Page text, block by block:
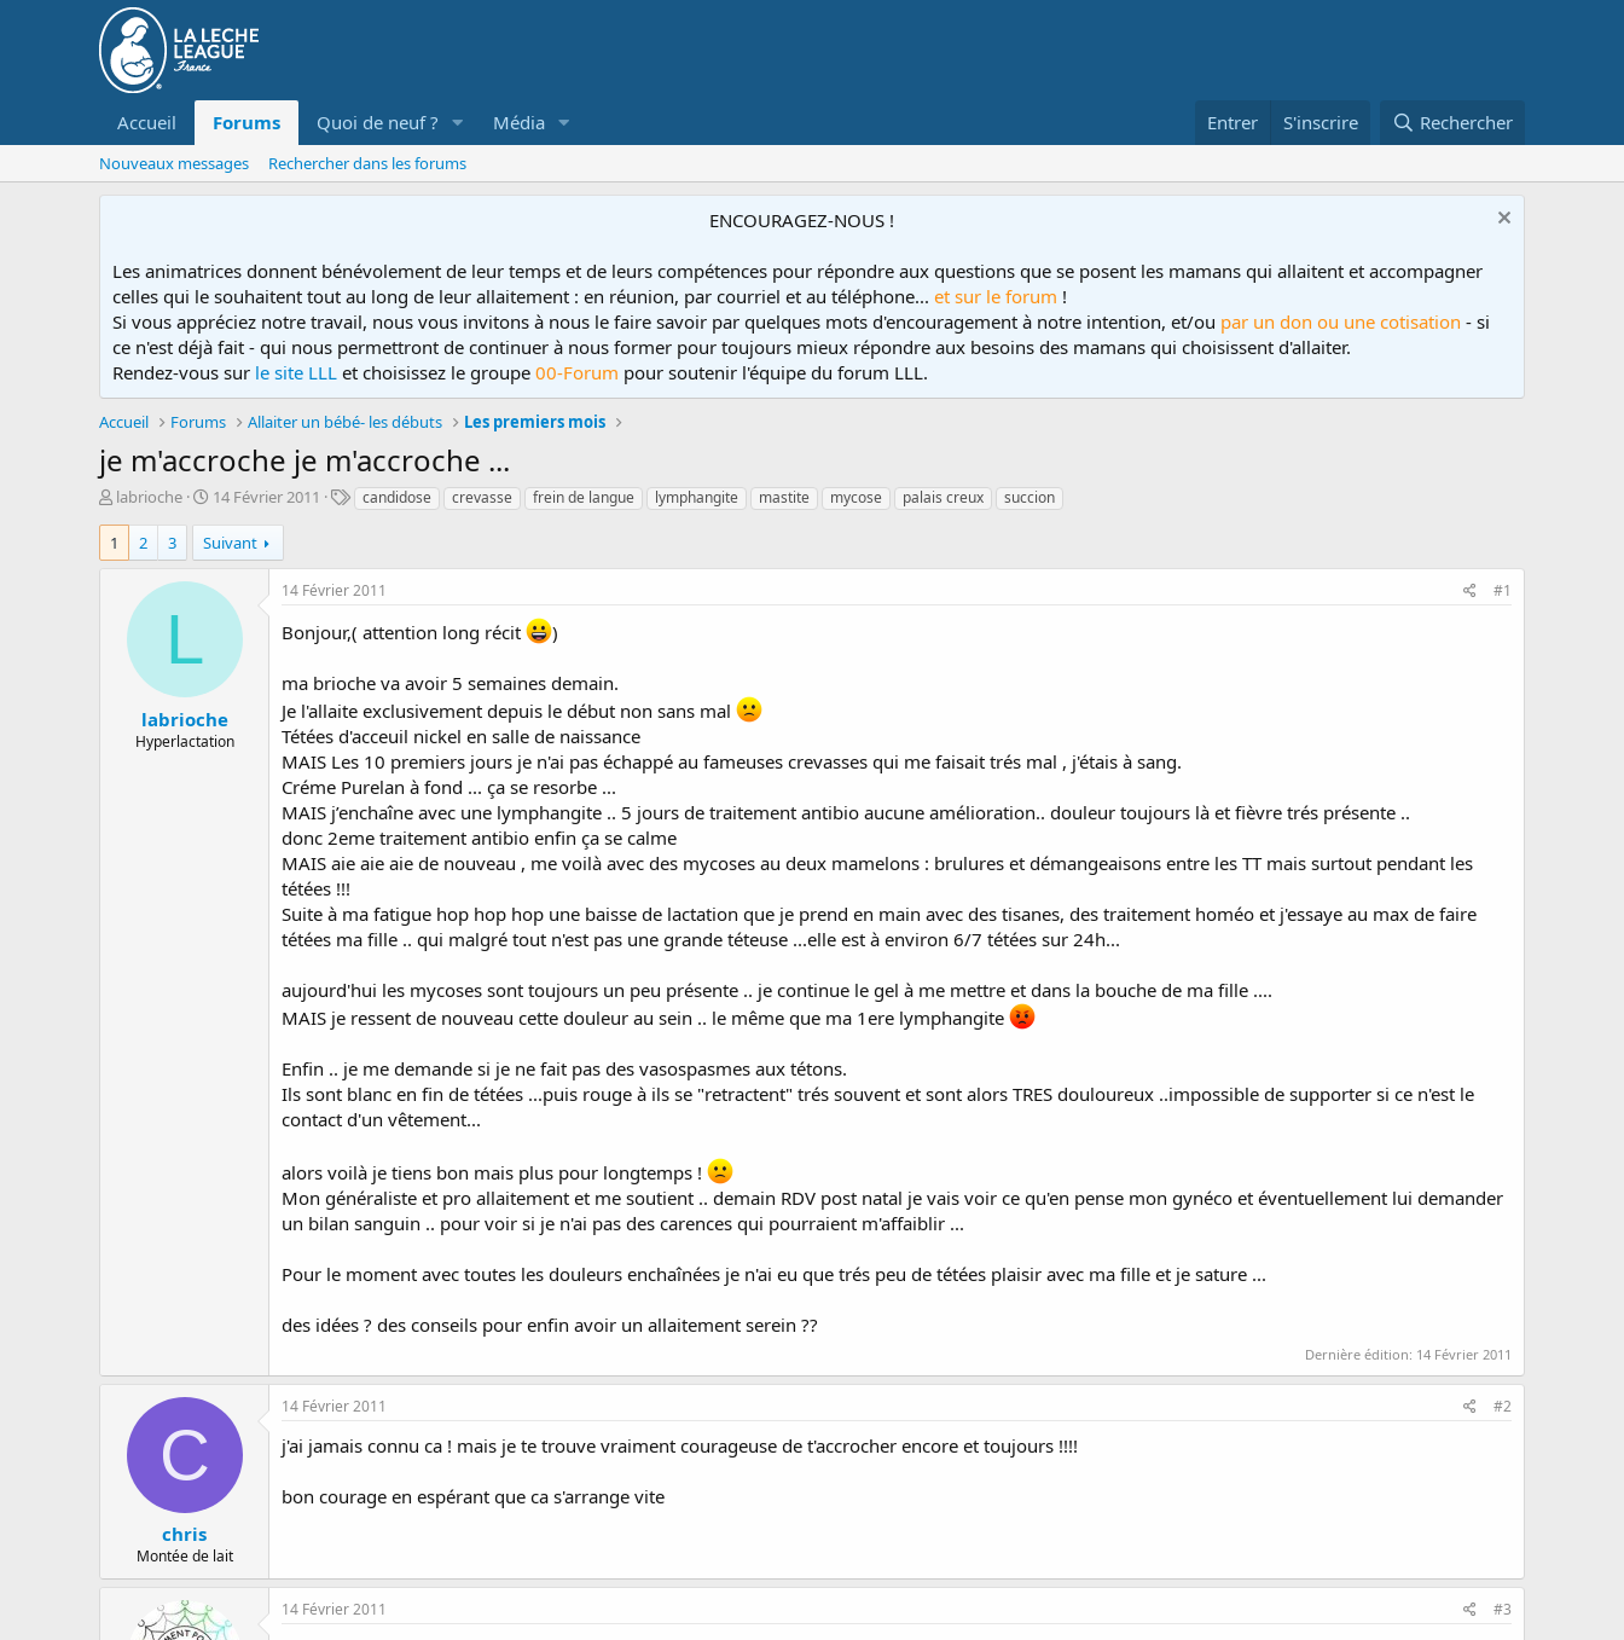
Accueil Forums Quoi de neuf ? Média Entrer S'inscrire Rechercher
Nouveaux messages Rechercher dans les forums
ENCOURAGEZ-NOUS !
Les animatrices donnent bénévolement de leur temps et de leurs compétences pour répondre aux questions que se posent les mamans qui allaitent et accompagner
celles qui le souhaitent tout au long de leur allaitement : en réunion, par courriel et au téléphone... et sur le forum !
Si vous appréciez notre travail, nous vous invitons à nous le faire savoir par quelques mots d'encouragement à notre intention, et/ou par un don ou une cotisation - si
ce n'est déjà fait - qui nous permettront de continuer à nous former pour toujours mieux répondre aux besoins des mamans qui choisissent d'allaiter.
Rendez-vous sur le site LLL et choisissez le groupe 00-Forum pour soutenir l'équipe du forum LLL.
Accueil Forums Allaiter un bébé- les débuts Les premiers mois
je m'accroche je m'accroche ...
D
m
a
labrioche
D
t
e
u
t
14 Février 2011
Tcandidose crevasse frein de langue lymphangite mastite mycose palais creux succion
1 2 3 Suivant
L
labrioche
Hyperlactation
14 Février 2011 #1
Bonjour,( attention long récit )
ma brioche va avoir 5 semaines demain.
Je l'allaite exclusivement depuis le début non sans mal
Tétées d'acceuil nickel en salle de naissance
MAIS Les 10 premiers jours je n'ai pas échappé au fameuses crevasses qui me faisait trés mal , j'étais à sang.
Créme Purelan à fond ... ça se resorbe ...
MAIS j’enchaîne avec une lymphangite .. 5 jours de traitement antibio aucune amélioration.. douleur toujours là et fièvre trés présente ..
donc 2eme traitement antibio enfin ça se calme
MAIS aie aie aie de nouveau , me voilà avec des mycoses au deux mamelons : brulures et démangeaisons entre les TT mais surtout pendant les
tétées !!!
Suite à ma fatigue hop hop hop une baisse de lactation que je prend en main avec des tisanes, des traitement homéo et j'essaye au max de faire
tétées ma fille .. qui malgré tout n'est pas une grande téteuse ...elle est à environ 6/7 tétées sur 24h...
aujourd'hui les mycoses sont toujours un peu présente .. je continue le gel à me mettre et dans la bouche de ma fille ....
MAIS je ressent de nouveau cette douleur au sein .. le même que ma 1ere lymphangite
Enfin .. je me demande si je ne fait pas des vasospasmes aux tétons.
Ils sont blanc en fin de tétées ...puis rouge à ils se "retractent" trés souvent et sont alors TRES douloureux ..impossible de supporter si ce n'est le
contact d'un vêtement...
alors voilà je tiens bon mais plus pour longtemps !
Mon généraliste et pro allaitement et me soutient .. demain RDV post natal je vais voir ce qu'en pense mon gynéco et éventuellement lui demander
un bilan sanguin .. pour voir si je n'ai pas des carences qui pourraient m'affaiblir ...
Pour le moment avec toutes les douleurs enchaînées je n'ai eu que trés peu de tétées plaisir avec ma fille et je sature ...
des idées ? des conseils pour enfin avoir un allaitement serein ??
Dernière édition: 14 Février 2011
C
chris
Montée de lait
14 Février 2011 #2
j'ai jamais connu ca ! mais je te trouve vraiment courageuse de t'accrocher encore et toujours !!!!
bon courage en espérant que ca s'arrange vite
14 Février 2011 #3